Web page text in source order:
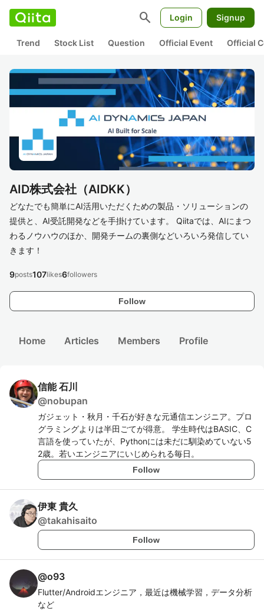
search Login Signup
Trend Stock List Question Official Event Official
AID株式会社（AIDKK）
どなたでも簡単にAI活用いただくための製品・ソリューションの
提供と、AI受託開発などを手掛けています。 Qiitaでは、AIにまつ
わるノウハウのほか、開発チームの裏側などいろいろ発信してい
きます！
Follow
9posts107likes6followers
Home Articles Members Profile
信能 石川
@nobupan
ガジェット・秋月・千石が好きな元通信エンジニア。プロ
グラミングよりは半田ごてが得意。 学生時代はBASIC、C
言語を使っていたが、Pythonには未だに馴染めていない5
2歳。若いエンジニアにいじめられる毎日。
Follow
伊東 貴久
@takahisaito
Follow
@o93
Flutter/Androidエンジニア，最近は機械学習，データ分析
など